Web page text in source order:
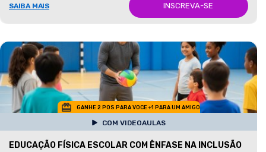
SAIBA MAIS INSCREVA-SE
GANHE 2 POS PARA VOCE +1 PARA UM AMIGO
COM VIDEOAULAS
EDUCAÇÃO FÍSICA ESCOLAR COM ÊNFASE NA INCLUSÃO